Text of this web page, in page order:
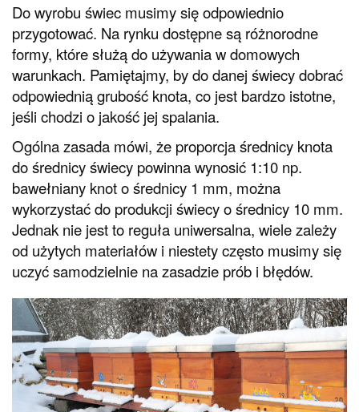
Do wyrobu świec musimy się odpowiednio
przygotować. Na rynku dostępne są różnorodne
formy, które służą do używania w domowych
warunkach. Pamiętajmy, by do danej świecy dobrać
odpowiednią grubość knota, co jest bardzo istotne,
jeśli chodzi o jakość jej spalania.
Ogólna zasada mówi, że proporcja średnicy knota
do średnicy świecy powinna wynosić 1:10 np.
bawełniany knot o średnicy 1 mm, można
wykorzystać do produkcji świecy o średnicy 10 mm.
Jednak nie jest to reguła uniwersalna, wiele zależy
od użytych materiałów i niestety często musimy się
uczyć samodzielnie na zasadzie prób i błędów.